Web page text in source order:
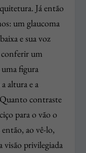
Já então
um glaucoma
e sua voz
um
figura
altura e a
contraste
para o vão o
ao vê-lo,
visão privilegiada